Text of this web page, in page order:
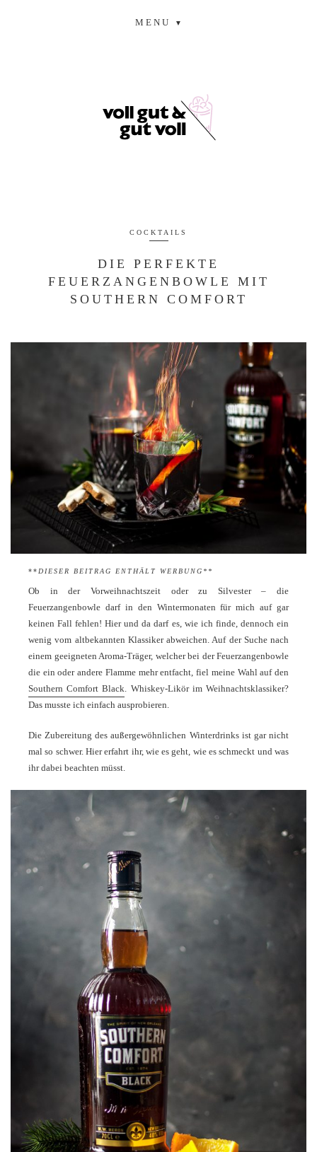
MENU
COCKTAILS
DIE PERFEKTE
FEUERZANGENBOWLE MIT
SOUTHERN COMFORT
** DIESER BEITRAG ENTHÄLT WERBUNG**
Ob in der Vorweihnachtszeit oder zu Silvester – die
Feuerzangenbowle darf in den Wintermonaten für mich auf gar
keinen Fall fehlen! Hier und da darf es, wie ich finde, dennoch ein
wenig vom altbekannten Klassiker abweichen. Auf der Suche nach
einem geeigneten Aroma-Träger, welcher bei der Feuerzangenbowle
die ein oder andere Flamme mehr entfacht, fiel meine Wahl auf den
Southern Comfort Black. Whiskey-Likör im Weihnachtsklassiker?
Das musste ich einfach ausprobieren.
Die Zubereitung des außergewöhnlichen Winterdrinks ist gar nicht
mal so schwer. Hier erfahrt ihr, wie es geht, wie es schmeckt und was
ihr dabei beachten müsst.